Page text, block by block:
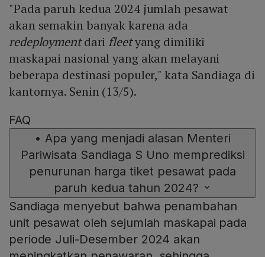
"Pada paruh kedua 2024 jumlah pesawat
akan semakin banyak karena ada
redeploymentdari fleetyang dimiliki
maskapai nasional yang akan melayani
beberapa destinasi populer," kata Sandiaga di
kantornya. Senin (13/5).
FAQ
• Apa yang menjadi alasan Menteri
Pariwisata Sandiaga S Uno memprediksi
penurunan harga tiket pesawat pada
paruh kedua tahun 2024?
Sandiaga menyebut bahwa penambahan
unit pesawat oleh sejumlah maskapai pada
periode Juli-Desember 2024 akan